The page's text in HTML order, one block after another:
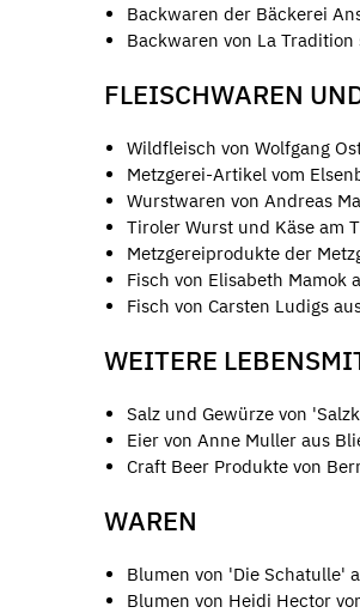
Backwaren der Bäckerei
Backwaren von La
FLEISCHWAREN
Wildfleisch von Wolfgang
Metzgerei-Artikel vom
Wurstwaren von Andreas
Tiroler Wurst und Käse am
Metzgereiprodukte der
Fisch von Elisabeth Mamok
Fisch von Carsten Ludigs
WEITERE
Salz und Gewürze von
Eier von Anne Muller aus
Craft Beer Produkte von
WAREN
Blumen von 'Die Schatulle'
Blumen von Heidi Hector